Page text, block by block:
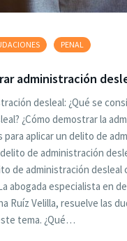
PENAL
administración
desleal: ¿Qué se
¿Cómo demostrar la
para aplicar un delito de
de administración
de administración desleal
abogada especialista en
Ruíz Velilla, resuelve las
tema. ¿Qué…